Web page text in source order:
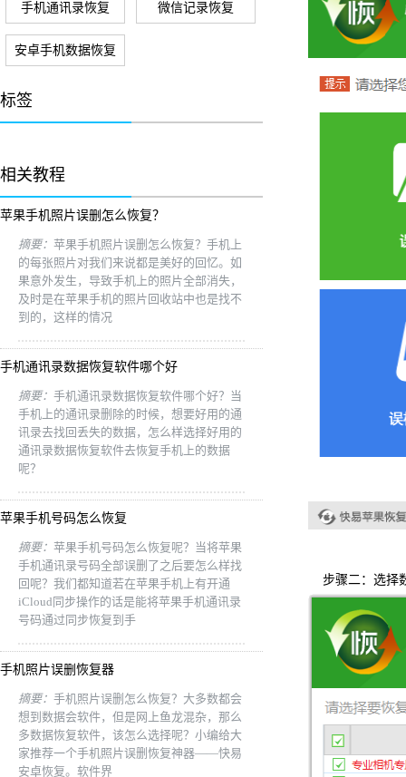
手机通讯录恢复 微信记录恢复
安卓手机数据恢复
标签
相关教程
苹果手机照片误删怎么恢复？
摘要： 苹果手机照片误删怎么恢复？手机上
的每张照片对我们来说都是美好的回忆。如
果意外发生，导致手机上的照片全部消失，
及时是在苹果手机的照片回收站中也是找不
到的，这样的情况
手机通讯录数据恢复软件哪个好
摘要： 手机通讯录数据恢复软件哪个好？当
手机上的通讯录删除的时候，想要好用的通
讯录去找回丢失的数据，怎么样选择好用的
通讯录数据恢复软件去恢复手机上的数据
呢？
苹果手机号码怎么恢复
摘要： 苹果手机号码怎么恢复呢？当将苹果
手机通讯录号码全部误删了之后要怎么样找
回呢？我们都知道若在苹果手机上有开通
iCloud同步操作的话是能将苹果手机通讯录
号码通过同步恢复到手
手机照片误删恢复器
摘要： 手机照片误删怎么恢复？大多数都会
想到数据会软件，但是网上鱼龙混杂，那么
多数据恢复软件，该怎么选择呢？小编给大
家推荐一个手机照片误删恢复神器——快易
安卓恢复。软件界
步骤二：选择